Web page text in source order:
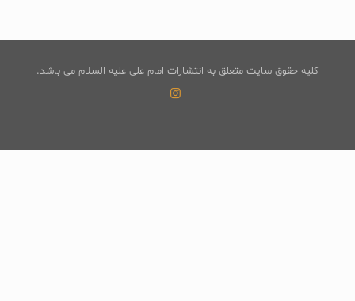
کلیه حقوق سایت متعلق به انتشارات امام علی علیه السلام می باشد.